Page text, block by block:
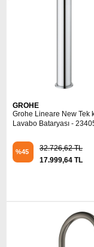
GROHE
Grohe Lineare New Tek
Lavabo Bataryası -
%45
32.726,62 TL
17.999,64 TL